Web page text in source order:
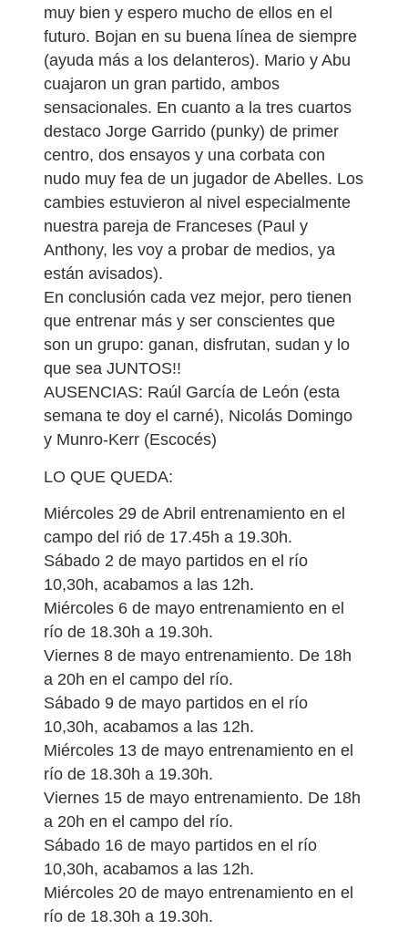
muy bien y espero mucho de ellos en el
futuro. Bojan en su buena línea de siempre
(ayuda más a los delanteros). Mario y Abu
cuajaron un gran partido, ambos
sensacionales. En cuanto a la tres cuartos
destaco Jorge Garrido (punky) de primer
centro, dos ensayos y una corbata con
nudo muy fea de un jugador de Abelles. Los
cambies estuvieron al nivel especialmente
nuestra pareja de Franceses (Paul y
Anthony, les voy a probar de medios, ya
están avisados).
En conclusión cada vez mejor, pero tienen
que entrenar más y ser conscientes que
son un grupo: ganan, disfrutan, sudan y lo
que sea JUNTOS!!
AUSENCIAS: Raúl García de León (esta
semana te doy el carné), Nicolás Domingo
y Munro-Kerr (Escocés)
LO QUE QUEDA:
Miércoles 29 de Abril entrenamiento en el
campo del rió de 17.45h a 19.30h.
Sábado 2 de mayo partidos en el río
10,30h, acabamos a las 12h.
Miércoles 6 de mayo entrenamiento en el
río de 18.30h a 19.30h.
Viernes 8 de mayo entrenamiento. De 18h
a 20h en el campo del río.
Sábado 9 de mayo partidos en el río
10,30h, acabamos a las 12h.
Miércoles 13 de mayo entrenamiento en el
río de 18.30h a 19.30h.
Viernes 15 de mayo entrenamiento. De 18h
a 20h en el campo del río.
Sábado 16 de mayo partidos en el río
10,30h, acabamos a las 12h.
Miércoles 20 de mayo entrenamiento en el
río de 18.30h a 19.30h.